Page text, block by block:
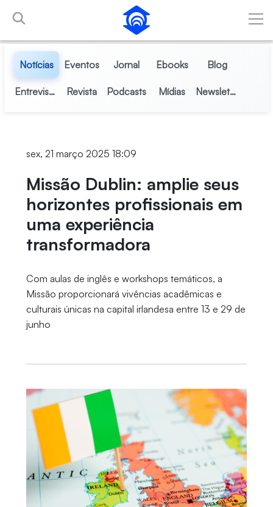
Pular para o Conteúdo principal
Notícias Eventos Jornal Ebooks Blog
Entrevistas Revista Podcasts Mídias Newsletter
sex, 21 março 2025 18:09
Missão Dublin: amplie seus
horizontes profissionais em
uma experiência
transformadora
Com aulas de inglês e workshops temáticos, a
Missão proporcionará vivências acadêmicas e
culturais únicas na capital irlandesa entre 13 e 29 de
junho